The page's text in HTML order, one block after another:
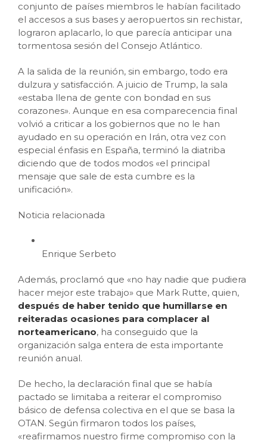
conjunto de países miembros le habían facilitado
el accesos a sus bases y aeropuertos sin rechistar,
lograron aplacarlo, lo que parecía anticipar una
tormentosa sesión del Consejo Atlántico.
A la salida de la reunión, sin embargo, todo era
dulzura y satisfacción. A juicio de Trump, la sala
«estaba llena de gente con bondad en sus
corazones». Aunque en esa comparecencia final
volvió a criticar a los gobiernos que no le han
ayudado en su operación en Irán, otra vez con
especial énfasis en España, terminó la diatriba
diciendo que de todos modos «el principal
mensaje que sale de esta cumbre es la
unificación».
Noticia relacionada
Enrique Serbeto
Además, proclamó que «no hay nadie que pudiera
hacer mejor este trabajo» que Mark Rutte, quien,
después de haber tenido que humillarse en
reiteradas ocasiones para complacer al
norteamericano, ha conseguido que la
organización salga entera de esta importante
reunión anual.
De hecho, la declaración final que se había
pactado se limitaba a reiterar el compromiso
básico de defensa colectiva en el que se basa la
OTAN. Según firmaron todos los países,
«reafirmamos nuestro firme compromiso con la